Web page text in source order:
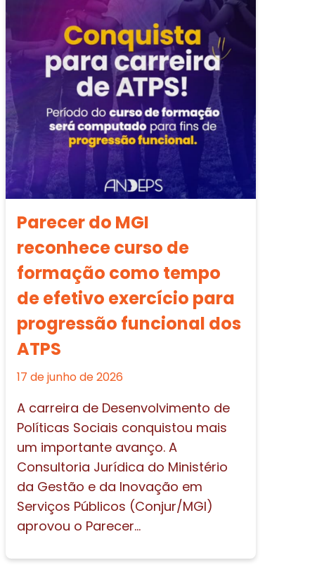
Parecer do MGI
reconhece curso de
formação como tempo
de efetivo exercício para
progressão funcional dos
ATPS
17 de junho de 2026
A carreira de Desenvolvimento de
Políticas Sociais conquistou mais
um importante avanço. A
Consultoria Jurídica do Ministério
da Gestão e da Inovação em
Serviços Públicos (Conjur/MGI)
aprovou o Parecer...